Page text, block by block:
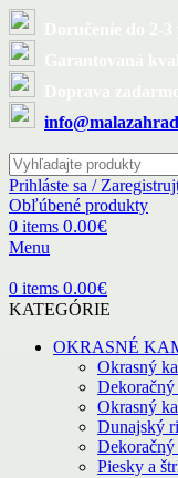
Prihláste sa /
Obľúbené produkty
0 items 0.00€
Menu
0 items 0.00€
KATEGÓRIE
OKRASNÉ
Okrasný
Dekoračný
Okrasný
Dunajský
Dekoračný
Piesky a